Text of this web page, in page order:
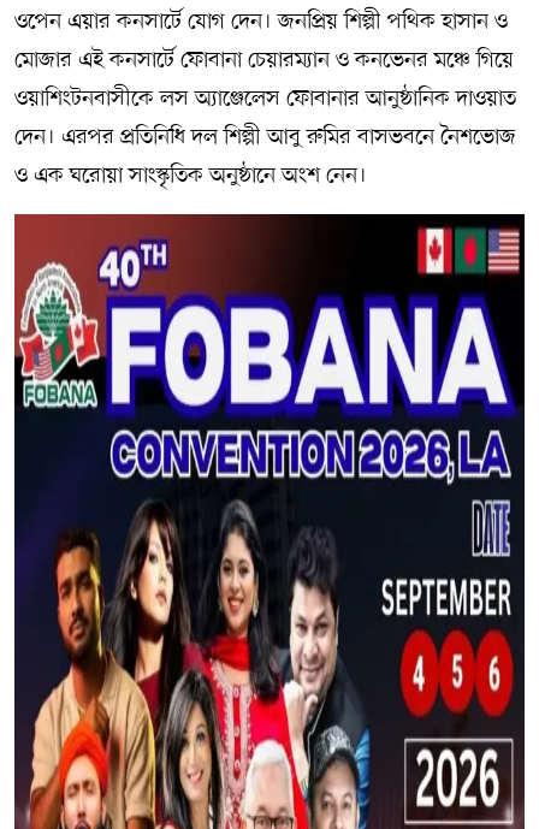
ওপেন এয়ার কনসার্টে যোগ দেন। জনপ্রিয় শিল্পী পথিক হাসান ও
মোজার এই কনসার্টে ফোবানা চেয়ারম্যান ও কনভেনর মঞ্চে গিয়ে
ওয়াশিংটনবাসীকে লস অ্যাঞ্জেলেস ফোবানার আনুষ্ঠানিক দাওয়াত
দেন। এরপর প্রতিনিধি দল শিল্পী আবু রুমির বাসভবনে নৈশভোজ
ও এক ঘরোয়া সাংস্কৃতিক অনুষ্ঠানে অংশ নেন।